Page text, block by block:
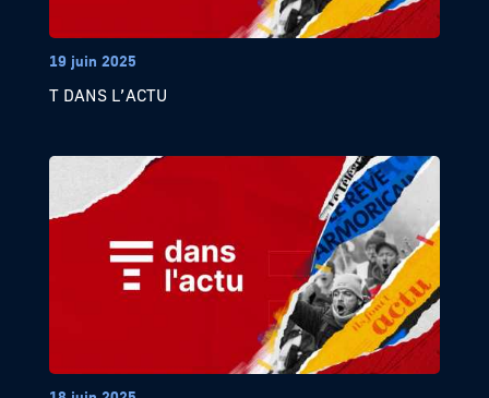
19 juin 2025
T DANS L’ACTU